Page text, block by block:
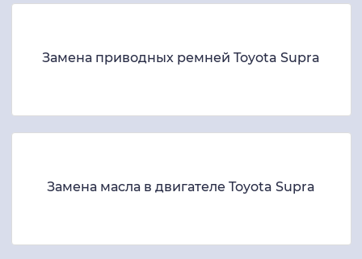
Замена приводных ремней Toyota Supra
Замена масла в двигателе Toyota Supra